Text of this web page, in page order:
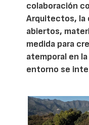
colaboración
Arquitectos, la
abiertos,
medida para
atemporal en
entorno se